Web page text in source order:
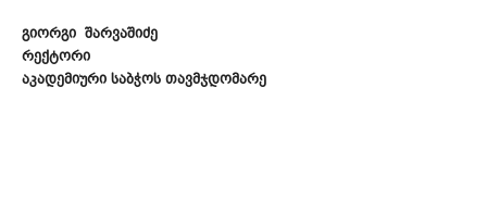
გიორგი შარვაშიძე
რექტორი
აკადემიური საბჭოს თავმჯდომარე